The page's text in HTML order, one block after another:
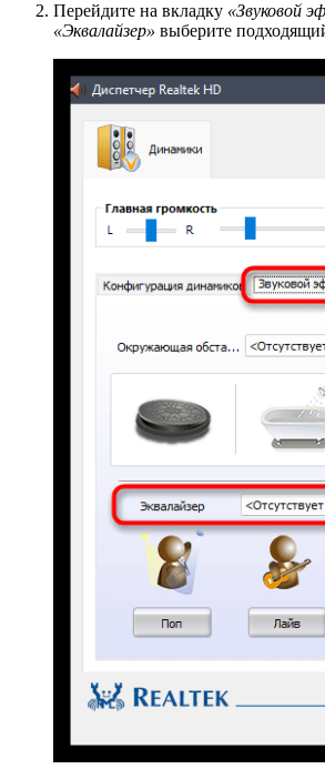
Перейдите на вкладку «Звуковой
«Эквалайзер» выберите